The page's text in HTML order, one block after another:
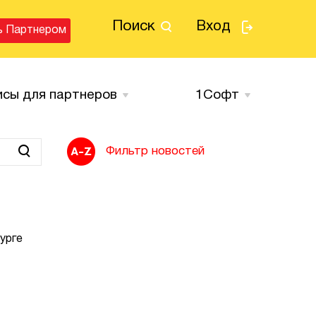
Поиск Вход
Партнером
для партнеров 1Cофт
Фильтр новостей